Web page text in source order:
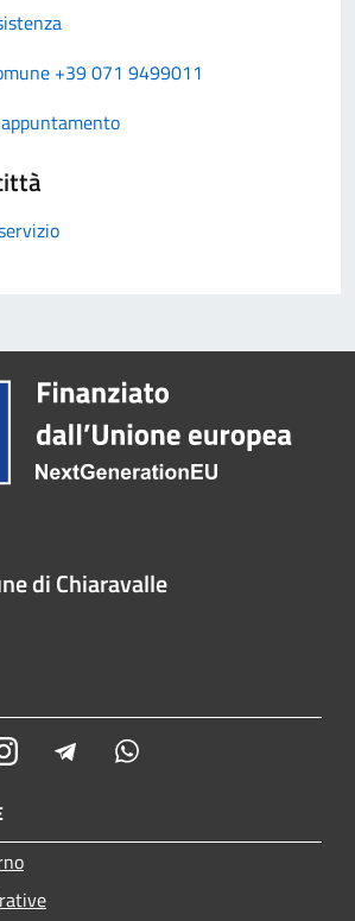
+39 071 9499011
di Chiaravalle
Instagram Telegram